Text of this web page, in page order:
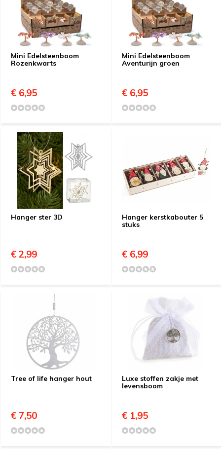
Mini Edelsteenboom
Rozenkwarts
€ 6,95
Mini Edelsteenboom
Aventurijn groen
€ 6,95
Hanger ster 3D
€ 2,99
Hanger kerstkabouter 5
stuks
€ 6,99
Tree of life hanger hout
€ 7,50
Luxe stoffen zakje met
levensboom
€ 1,95